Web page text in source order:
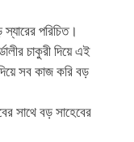
পরিচিত।
চাকুরী দিয়ে এই
সব কাজ করি বড়
সাথে বড় সাহেবের